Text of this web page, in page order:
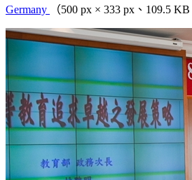
Germany
（500 px × 333 px、109.5 KB